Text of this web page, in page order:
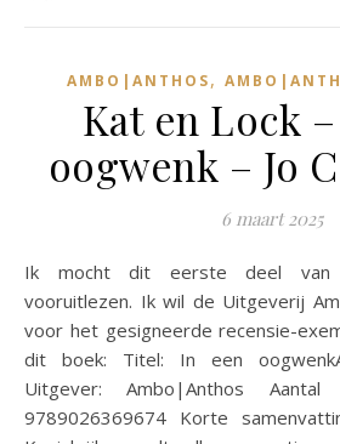
AMBO|ANTHOS,
Kat en Lock
oogwenk – Jo
6 maart 2025
Ik mocht dit eerste deel van een nieuwe serie
vooruitlezen. Ik wil de Uitgeverij
voor het gesigneerde recensie-
dit boek: Titel: In een
Uitgever: Ambo|Anthos Aantal
9789026369674 Korte